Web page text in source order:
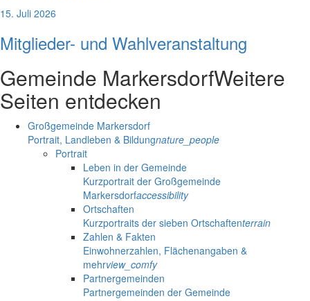
15. Juli 2026
Mitglieder- und Wahlveranstaltung
Gemeinde MarkersdorfWeitere
Seiten entdecken
Großgemeinde Markersdorf
Portrait, Landleben & Bildungnature_people
Portrait
Leben in der Gemeinde
Kurzportrait der Großgemeinde
Markersdorfaccessibility
Ortschaften
Kurzportraits der sieben Ortschaftenterrain
Zahlen & Fakten
Einwohnerzahlen, Flächenangaben &
mehrview_comfy
Partnergemeinden
Partnergemeinden der Gemeinde